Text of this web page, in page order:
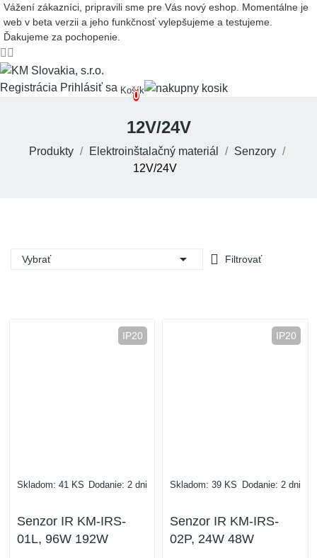
Vážení zákazníci, pripravili sme pre Vás nový eshop. Momentálne je
web v beta verzii a jeho funkčnosť vylepšujeme a testujeme.
Ďakujeme za pochopenie.
Registrácia Prihlásiť sa Košík
0
12V/24V
Produkty Elektroinštalačný materiál
Senzory
12V/24V
Vybrať  Filtrovať
IP20
Skladom: 41 KS Dodanie: 2 dni
Senzor IR KM-IRS-
01L, 96W 192W
IP20
Skladom: 39 KS Dodanie: 2 dni
Senzor IR KM-IRS-
02P, 24W 48W